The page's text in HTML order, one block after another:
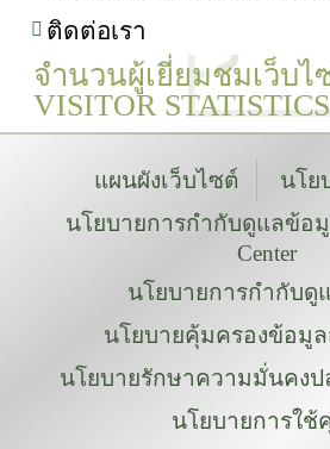
ติดต่อเรา
จำนวนผู้เยี่ยมชมเว็บไ
VISITOR STATISTICS
แผนผังเว็บไซต์
นโย
นโยบายการกำกับดูแลข้อมู
Center
นโยบายการกำกับดู
นโยบายคุ้มครองข้อมู
นโยบายรักษาความมั่นคงป
นโยบายการใช้